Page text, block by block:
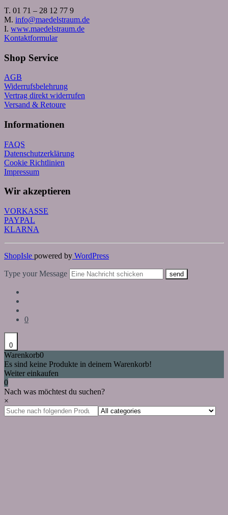
T. 01 71 – 28 12 77 9
M. info@maedelstraum.de
I. www.maedelstraum.de
Kontaktformular
Shop Service
AGB
Widerrufsbelehrung
Vertrag direkt widerrufen
Versand & Retoure
Informationen
FAQS
Datenschutzerklärung
Cookie Richtlinien
Impressum
Wir akzeptieren
VORKASSE
PAYPAL
KLARNA
ShopIsle powered by WordPress
Type your Message send
0
0
Warenkorb0
Es sind keine Produkte in deinem Warenkorb!
Weiter einkaufen
0
Nach was möchtest du suchen?
×